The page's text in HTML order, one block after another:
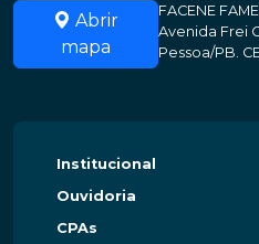
Abrir
mapa
FACENE
Avenida Frei
Pessoa/PB.
Institucional
Ouvidoria
CPAs